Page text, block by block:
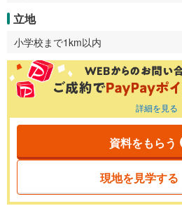
立地
小学校まで1km以内
詳細を見る
資料をもらう
現地を見学する